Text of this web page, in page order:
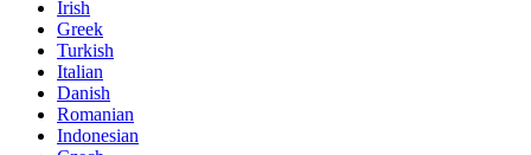
Irish
Greek
Turkish
Italian
Danish
Romanian
Indonesian